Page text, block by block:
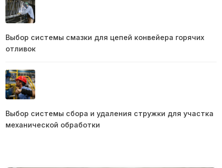
Выбор системы смазки для цепей конвейера горячих
отливок
Выбор системы сбора и удаления стружки для участка
механической обработки